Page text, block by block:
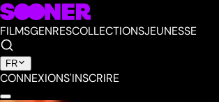
FILMSGENRESCOLLECTIONSJEUNESSE
FR
CONNEXIONS'INSCRIRE